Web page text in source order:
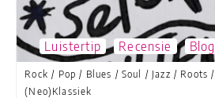
Luistertip Recensie Blog
Rock / Pop / Blues / Soul / Jazz / Roots /
(Neo)Klassiek